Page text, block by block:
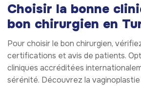
Choisir la bonne
bon chirurgien en
Pour choisir le bon chirurgien,
certifications et avis de patients.
cliniques accréditées
sérénité. Découvrez la vaginoplastie